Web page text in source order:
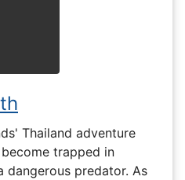
Thailand adventure
trapped in
dangerous predator. As